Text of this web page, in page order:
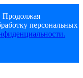
Продолжая
персональных